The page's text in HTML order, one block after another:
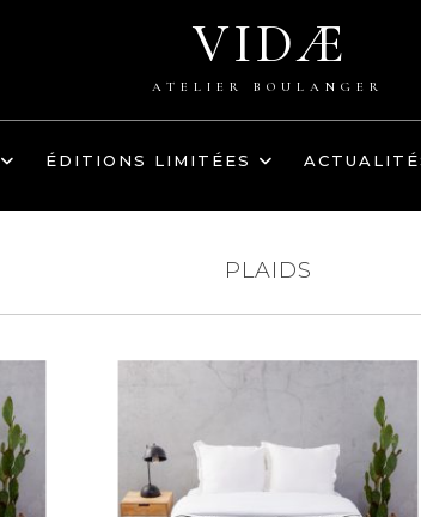
VIDÆ
ATELIER BOULANGER
ÉDITIONS LIMITÉES
PLAIDS